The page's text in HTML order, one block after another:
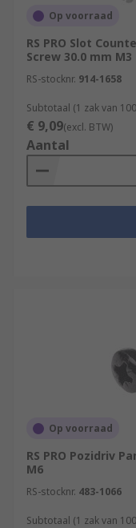
Op voorraad
RS PRO Slot
Screw 30.0 mm M3
RS-stocknr. 914-1658
Subtotaal (1 zak van
€ 9,09(excl. BTW)
Aantal
Op voorraad
RS PRO Pozidriv
M6
RS-stocknr. 483-1066
Subtotaal (1 zak van